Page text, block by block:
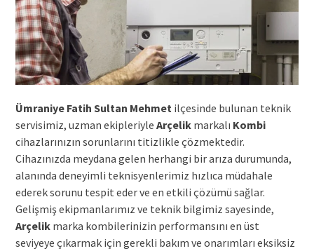
Ümraniye Fatih Sultan Mehmet ilçesinde bulunan teknik
servisimiz, uzman ekipleriyle Arçelikmarkalı Kombi
cihazlarınızın sorunlarını titizlikle çözmektedir.
Cihazınızda meydana gelen herhangi bir arıza durumunda,
alanında deneyimli teknisyenlerimiz hızlıca müdahale
ederek sorunu tespit eder ve en etkili çözümü sağlar.
Gelişmiş ekipmanlarımız ve teknik bilgimiz sayesinde,
Arçelikmarka kombilerinizin performansını en üst
seviyeye çıkarmak için gerekli bakım ve onarımları eksiksiz